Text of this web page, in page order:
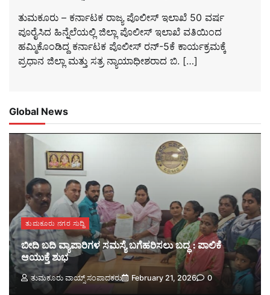
ತುಮಕೂರು – ಕರ್ನಾಟಕ ರಾಜ್ಯ ಪೊಲೀಸ್ ಇಲಾಖೆ 50 ವರ್ಷ
ಪೂರೈಸಿದ ಹಿನ್ನೆಲೆಯಲ್ಲಿ ಜಿಲ್ಲಾ ಪೊಲೀಸ್ ಇಲಾಖೆ ವತಿಯಿಂದ
ಹಮ್ಮಿಕೊಂಡಿದ್ದ ಕರ್ನಾಟಕ ಪೊಲೀಸ್ ರನ್-5ಕೆ ಕಾರ್ಯಕ್ರಮಕ್ಕೆ
ಪ್ರಧಾನ ಜಿಲ್ಲಾ ಮತ್ತು ಸತ್ರ ನ್ಯಾಯಾಧೀಶರಾದ ಬಿ. […]
Global News
ತುಮಕೂರು ನಗರ ಸುದ್ದಿ
ಬೀದಿ ಬದಿ ವ್ಯಾಪಾರಿಗಳ ಸಮಸ್ಯೆ ಬಗೆಹರಿಸಲು ಬದ್ಧ : ಪಾಲಿಕೆ
ಆಯುಕ್ತೆ ಶುಭ
ತುಮಕೂರು ವಾಯ್ಸ್ ಸಂಪಾದಕರು February 21, 2026 0